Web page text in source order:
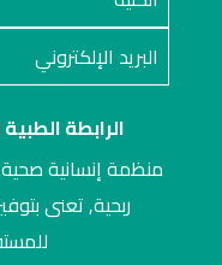
الرابطة
منظمة إنسانية
ربحية, تعنى